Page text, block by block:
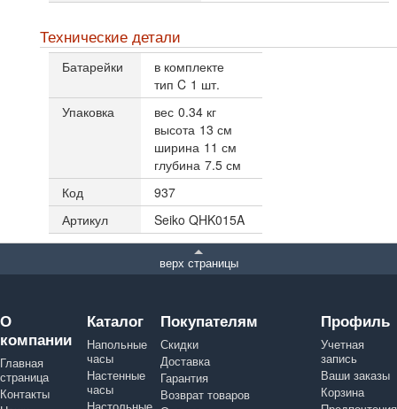
Технические детали
Батарейки
в комплекте
тип C 1 шт.
Упаковка
вес 0.34 кг
высота 13 см
ширина 11 см
глубина 7.5 см
Код
937
Артикул
Seiko QHK015A
верх страницы
О
компании
Главная
страница
Контакты
Каталог
Напольные
часы
Настенные
часы
Покупателям
Скидки
Доставка
Гарантия
Возврат товаров
Профиль
Учетная
запись
Ваши заказы
Корзина